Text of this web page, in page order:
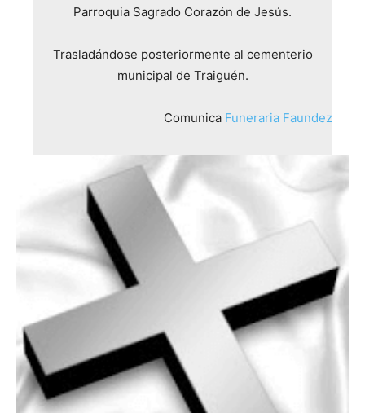
Parroquia Sagrado Corazón de Jesús.
Trasladándose posteriormente al cementerio
municipal de Traiguén.
Comunica Funeraria Faundez